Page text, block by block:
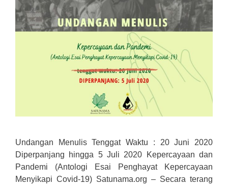
Undangan Menulis Tenggat Waktu : 20 Juni 2020
Diperpanjang hingga 5 Juli 2020 Kepercayaan dan
Pandemi (Antologi Esai Penghayat Kepercayaan
Menyikapi Covid-19) Satunama.org – Secara terang